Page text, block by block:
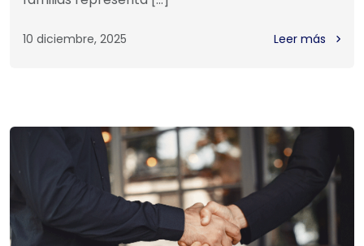
10 diciembre, 2025 Leer más